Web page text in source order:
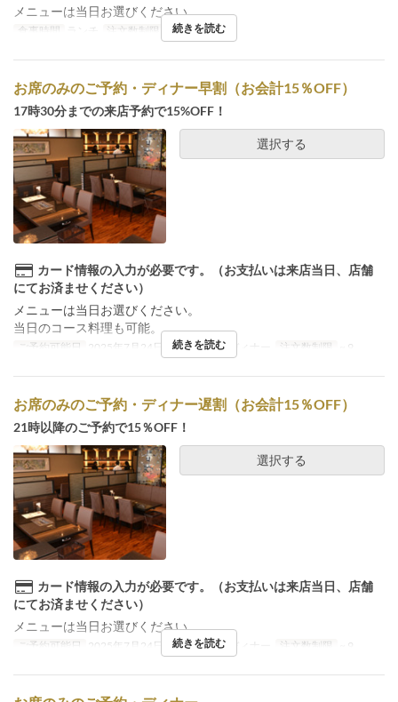
メニューは当日お選びください。
食事時間 ランチ 注文数制限 ~ 9
続きを読む
お席のみのご予約・ディナー早割（お会計15％OFF）
17時30分までの来店予約で15%OFF！
選択する
カード情報の入力が必要です。（お支払いは来店当日、店舗
にてお済ませください）
メニューは当日お選びください。
当日のコース料理も可能。
ご予約可能日 2025年7月24日 ~ 食事時間 注文数制限 ~ 9
続きを読む
お席のみのご予約・ディナー遅割（お会計15％OFF）
21時以降のご予約で15％OFF！
選択する
カード情報の入力が必要です。（お支払いは来店当日、店舗
にてお済ませください）
メニューは当日お選びください。
ご予約可能日 2025年7月24日 ~ 食事時間 注文数制限 ~ 9
続きを読む